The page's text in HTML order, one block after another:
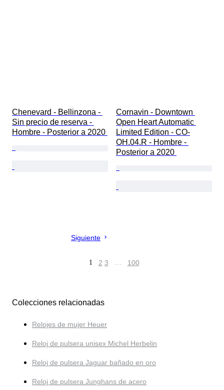
Chenevard - Bellinzona -
Sin precio de reserva -
Hombre - Posterior a 2020
Cornavin - Downtown
Open Heart Automatic
Limited Edition - CO-
OH.04.R - Hombre -
Posterior a 2020
Siguiente
1 2 3 … 100
Colecciones relacionadas
Relojes de mujer Heuer
Reloj de pulsera unisex Michel Herbelin
Reloj de pulsera Jaguar bañado en oro
Reloj de pulsera Junghans de acero